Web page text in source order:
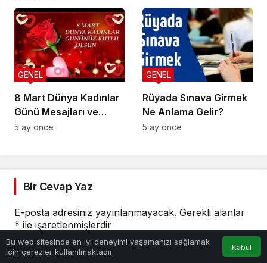
8 Mart Dünya Kadınlar
Günü Mesajları ve
Sözleri
GENEL
5 ay önce
Rüyada Sınava Girmek
Ne Anlama Gelir?
GENEL
5 ay önce
Bir Cevap Yaz
E-posta adresiniz yayınlanmayacak. Gerekli alanlar
* ile işaretlenmişlerdir
YORUMUNUZ*
Bu web sitesinde en iyi deneyimi yaşamanızı sağlamak
için çerezler kullanılmaktadır.
Kabul
Anasayfa Akış Bildirimler
0